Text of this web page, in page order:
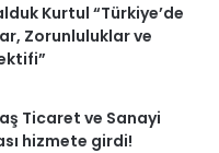
Kurtul “Türkiye’de
Zorunluluklar ve
Ticaret ve Sanayi
hizmete girdi!